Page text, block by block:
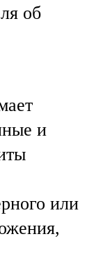
об
и
или